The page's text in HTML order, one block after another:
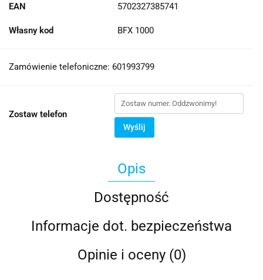
EAN 5702327385741
Własny kod BFX 1000
Zamówienie telefoniczne: 601993799
Zostaw telefon
Wyślij
Opis
Dostępność
Informacje dot. bezpieczeństwa
Opinie i oceny (0)